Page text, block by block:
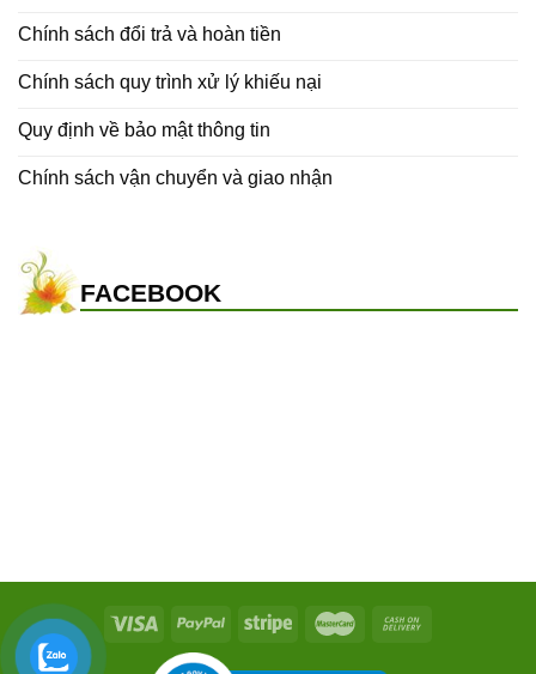
Chính sách đổi trả và hoàn tiền
Chính sách quy trình xử lý khiếu nại
Quy định về bảo mật thông tin
Chính sách vận chuyển và giao nhận
FACEBOOK